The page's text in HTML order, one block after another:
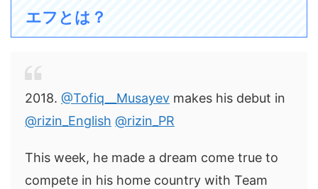
エフとは？
2018. @Tofiq__Musayev makes his debut in
@rizin_English @rizin_PR
This week, he made a dream come true to
compete in his home country with Team